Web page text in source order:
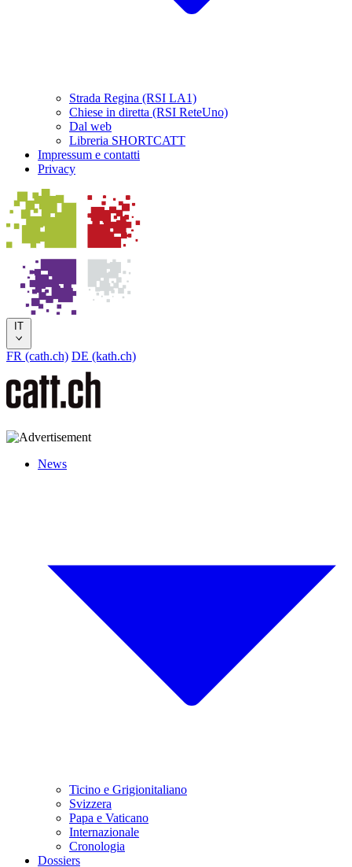
Strada Regina (RSI LA1)
Chiese in diretta (RSI ReteUno)
Dal web
Libreria SHORTCATT
Impressum e contatti
Privacy
IT
FR (cath.ch) DE (kath.ch)
News
Ticino e Grigionitaliano
Svizzera
Papa e Vaticano
Internazionale
Cronologia
Dossiers